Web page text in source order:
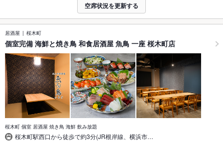
空席状況を更新する
居酒屋 桜木町
個室完備 海鮮と焼き鳥 和食居酒屋 魚鳥 一座 桜木町店
桜木町 個室 居酒屋 焼き鳥 海鮮 飲み放題
桜木町駅西口から徒歩で約3分(JR根岸線、横浜市…